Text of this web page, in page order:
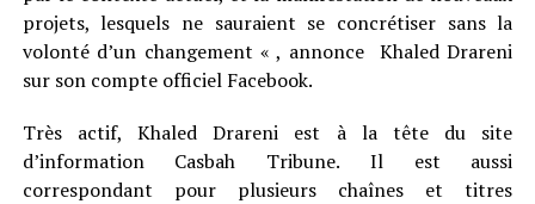
projets, lesquels ne sauraient se concrétiser sans la
volonté d’un changement « , annonce Khaled Drareni
sur son compte officiel Facebook.
Très actif, Khaled Drareni est à la tête du site
d’information Casbah Tribune. Il est aussi
correspondant pour plusieurs chaînes et titres